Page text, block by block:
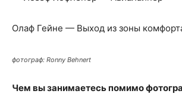
Олаф Гейне — Выход из зоны
фотограф: Ronny Behnert
Чем вы занимаетесь помимо